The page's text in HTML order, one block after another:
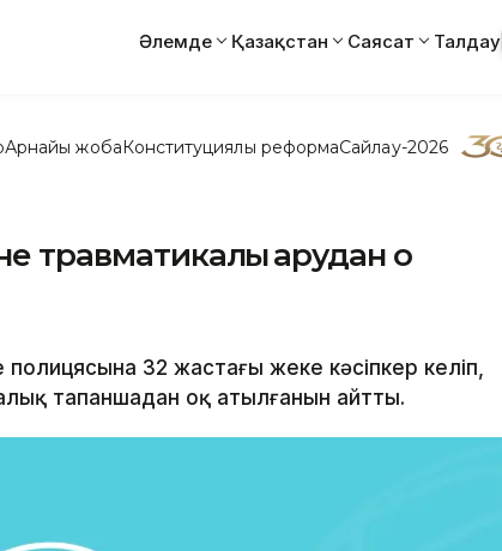
Әлемде Қазақстан Саясат Талдау
Арнайы жобаКонституциялық реформаСайлау-2026
травматикалық қарудан оқ
32 жастағы жеке кәсіпкер келіп,
тапаншадан оқ атылғанын айтты.